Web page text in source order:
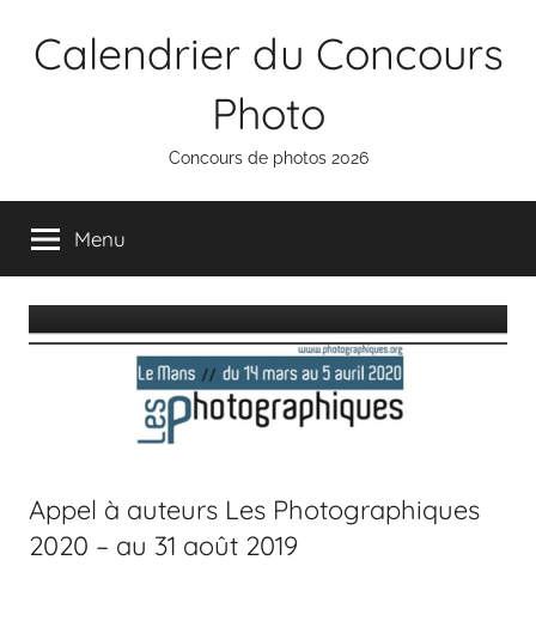
Calendrier du Concours
Photo
Concours de photos 2026
Menu
Appel à auteurs Les Photographiques
2020 – au 31 août 2019